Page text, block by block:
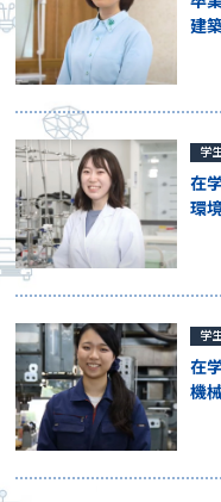
建
在
環
学
在
機
学